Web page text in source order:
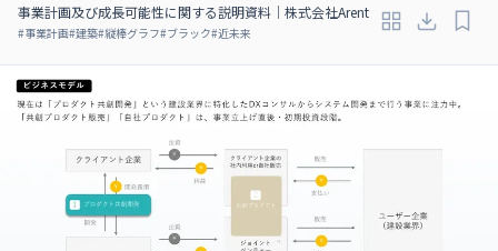
事業計画及び成長可能性に関する説明資料｜株式会社Arent
#事業計画#建築#縦棒グラフ#ブラック#近未来